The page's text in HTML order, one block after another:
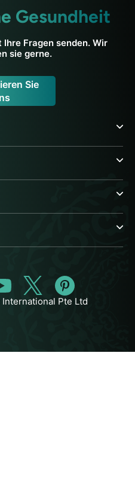
Gesundheit
Fragen senden. Wir
sie gerne.
Sie
Pte Ltd